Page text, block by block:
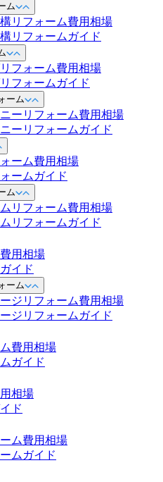
ム
リフォーム費用相場
リフォームガイド
フォーム費用相場
フォームガイド
ーム
ーリフォーム費用相場
ーリフォームガイド
ーム費用相場
ームガイド
ム
リフォーム費用相場
リフォームガイド
用相場
イド
ーム
ジリフォーム費用相場
ジリフォームガイド
費用相場
ガイド
相場
ド
ム費用相場
ムガイド